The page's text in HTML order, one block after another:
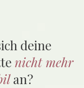
deine
nicht mehr
an?